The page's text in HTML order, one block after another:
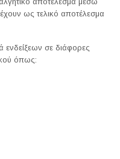
ως τελικό αποτέλεσμα
ενδείξεων σε διάφορες
όπως: